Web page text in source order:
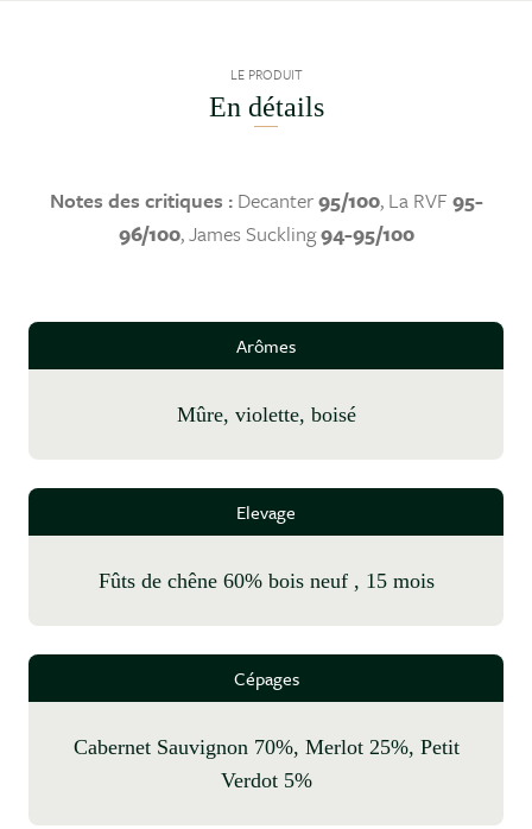
LE PRODUIT
En détails
Notes des critiques : Decanter95/100, La RVF 95-
96/100, James Suckling94-95/100
Arômes
mûre, violette, boisé
Elevage
fûts de chêne 60% bois neuf , 15 mois
Cépages
Cabernet Sauvignon 70%, Merlot 25%, Petit
Verdot 5%